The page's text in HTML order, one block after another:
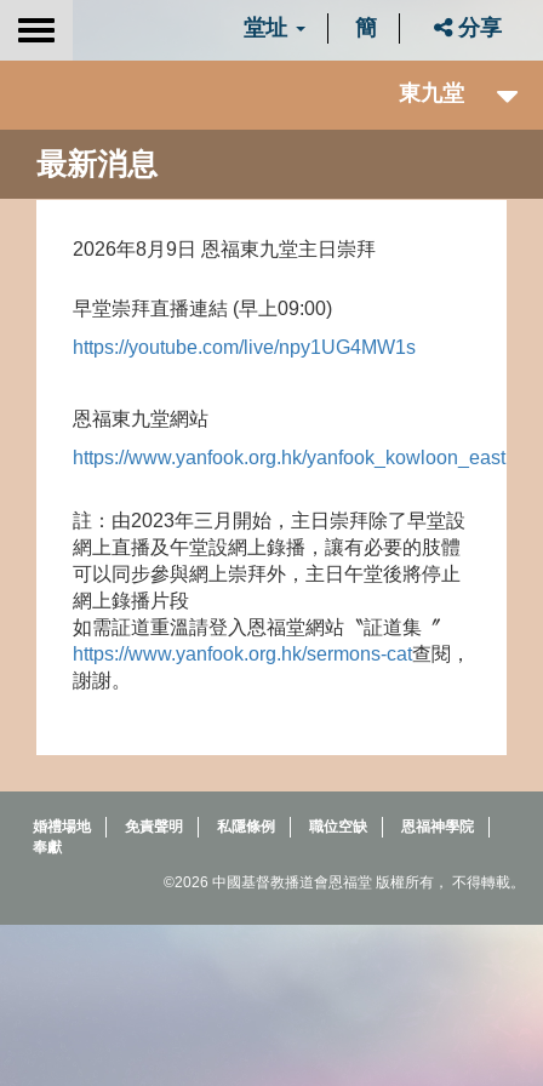
Toggle
堂址 簡 分享
東九堂
最新消息
2026年8月9日 恩福東九堂主日崇拜
早堂崇拜直播連結 (早上09:00)
https://youtube.com/live/npy1UG4MW1s
恩福東九堂網站
https://www.yanfook.org.hk/yanfook_kowloon_east
註：由2023年三月開始，主日崇拜除了早堂設
網上直播及午堂設網上錄播，讓有必要的肢體
可以同步參與網上崇拜外，主日午堂後將停止
網上錄播片段
如需証道重溫請登入恩福堂網站〝証道集〞
https://www.yanfook.org.hk/sermons-cat查閱，
謝謝。
婚禮場地 免責聲明 私隱條例 職位空缺
恩福神學院
奉獻
©2026 中國基督教播道會恩福堂 版權所有， 不得轉載。